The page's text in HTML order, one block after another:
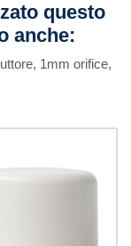
questo
anche:
1mm orifice,